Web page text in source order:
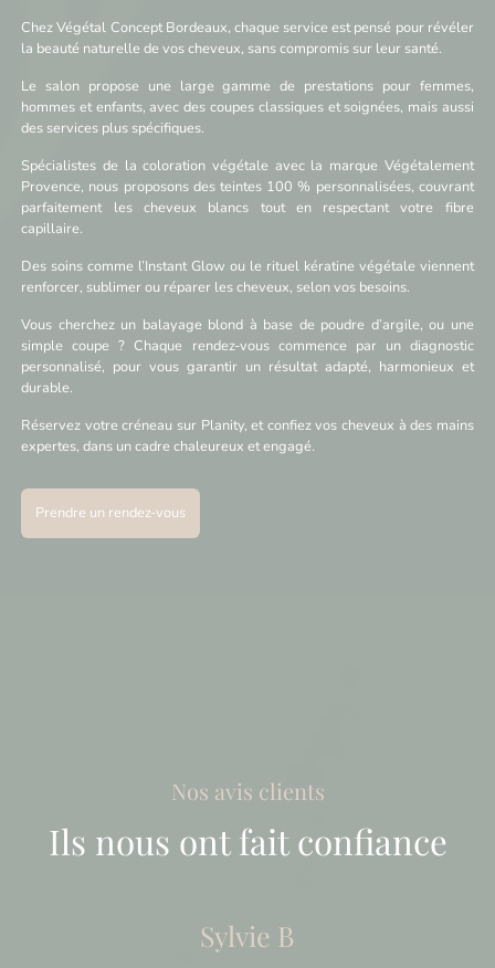
Chez Végétal Concept Bordeaux, chaque service est pensé pour révéler
la beauté naturelle de vos cheveux, sans compromis sur leur santé.
Le salon propose une large gamme de prestations pour femmes,
hommes et enfants, avec des coupes classiques et soignées, mais aussi
des services plus spécifiques.
Spécialistes de la coloration végétale avec la marque Végétalement
Provence, nous proposons des teintes 100 % personnalisées, couvrant
parfaitement les cheveux blancs tout en respectant votre fibre
capillaire.
Des soins comme l’Instant Glow ou le rituel kératine végétale viennent
renforcer, sublimer ou réparer les cheveux, selon vos besoins.
Vous cherchez un balayage blond à base de poudre d’argile, ou une
simple coupe ? Chaque rendez-vous commence par un diagnostic
personnalisé, pour vous garantir un résultat adapté, harmonieux et
durable.
Réservez votre créneau sur Planity, et confiez vos cheveux à des mains
expertes, dans un cadre chaleureux et engagé.
Prendre un rendez-vous
Nos avis clients
Ils nous ont fait confiance
Sylvie B